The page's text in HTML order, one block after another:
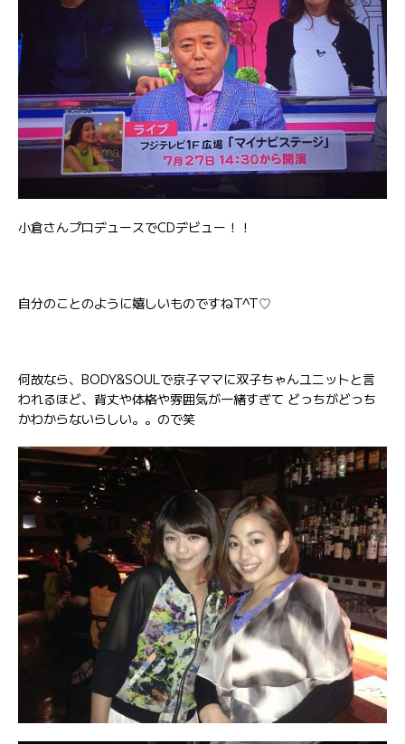
小倉さんプロデュースでCDデビュー！！
自分のことのように嬉しいものですねT^T♡
何故なら、BODY&SOULで京子ママに双子ちゃんユニットと言
われるほど、背丈や体格や雰囲気が一緒すぎて どっちがどっち
かわからないらしい。。ので笑